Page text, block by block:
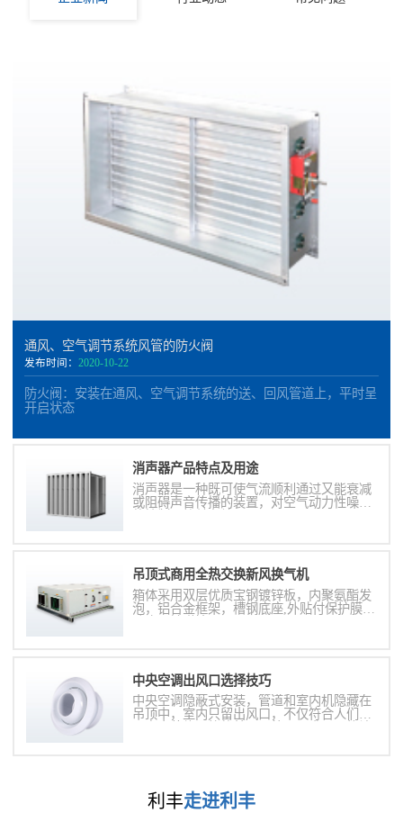
通风、空气调节系统风管的防火阀
发布时间： 2020-10-22
防火阀：安装在通风、空气调节系统的送、回风管道上，平时呈
开启状态
消声器​产品特点及用途
消声器是一种既可使气流顺利通过又能衰减
或阻碍声音传播的装置，对空气动力性噪声
吊顶式商用全热交换新风换气机
箱体采用双层优质宝钢镀锌板，内聚氨酯发
泡，铝合金框架，槽钢底座,外贴付保护膜，
中央空调出风口选择技巧
中央空调隐蔽式安装，管道和室内机隐藏在
吊顶中，室内只留出风口，不仅符合人们对
利丰走进利丰